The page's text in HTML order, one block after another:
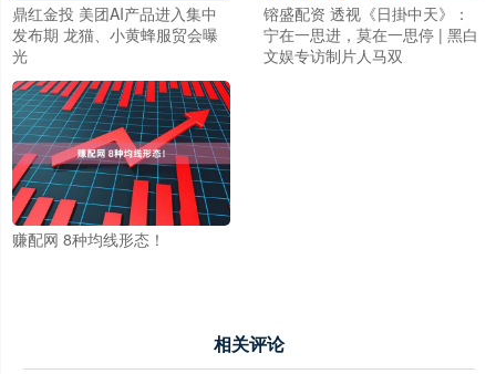
鼎红金投 美团AI产品进入集中
发布期 龙猫、小黄蜂服贸会曝
光
镕盛配资 透视《日掛中天》：
宁在一思进，莫在一思停 | 黑白
文娱专访制片人马双
赚配网 8种均线形态！
相关评论